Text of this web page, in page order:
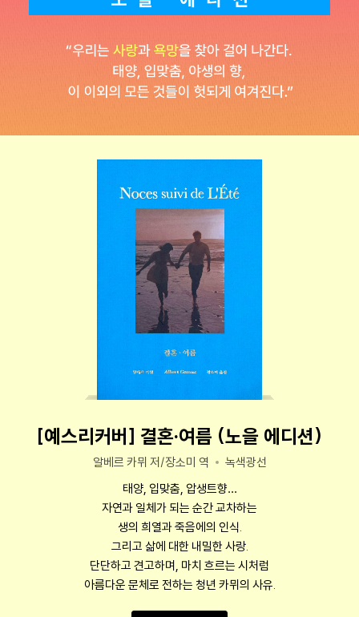
[예스리커버] 결혼·여름 (노을 에디션)
알베르 카뮈 저/장소미 역
녹색광선
태양, 입맞춤, 압생트향…
자연과 일체가 되는 순간 교차하는
생의 희열과 죽음에의 인식.
그리고 삶에 대한 내밀한 사랑.
단단하고 견고하며, 마치 흐르는 시처럼
아름다운 문체로 전하는 청년 카뮈의 사유.